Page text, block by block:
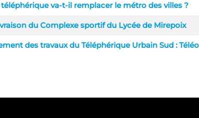
téléphérique va-t-il remplacer le métro des villes ?
du Complexe sportif du Lycée de Mirepoix
des travaux du Téléphérique Urbain Sud : Téléo